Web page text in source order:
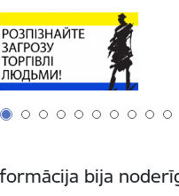
bija